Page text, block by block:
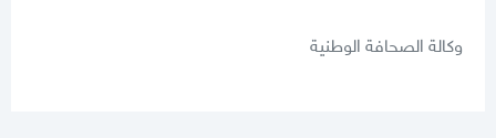
وكالة الصحافة الوطنية